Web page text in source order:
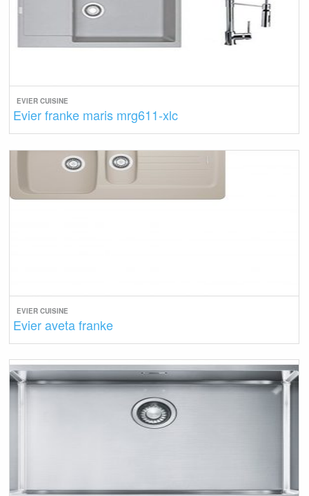
EVIER CUISINE
Evier franke maris mrg611-xlc
EVIER CUISINE
Evier aveta franke